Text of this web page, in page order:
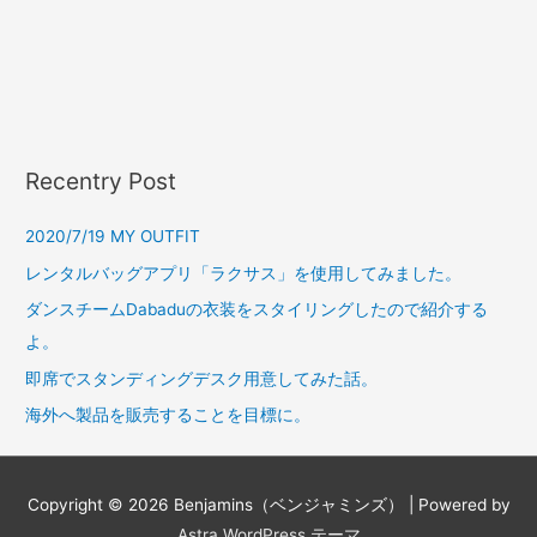
Recentry Post
2020/7/19 MY OUTFIT
レンタルバッグアプリ「ラクサス」を使用してみました。
ダンスチームDabaduの衣装をスタイリングしたので紹介する
よ。
即席でスタンディングデスク用意してみた話。
海外へ製品を販売することを目標に。
Copyright © 2026 Benjamins（ベンジャミンズ）
| Powered by